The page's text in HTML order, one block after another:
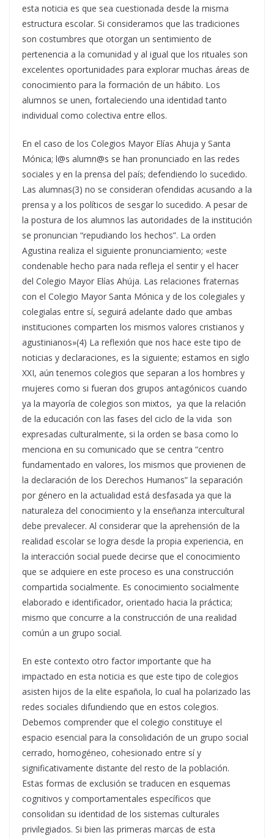
esta noticia es que sea cuestionada desde la misma
estructura escolar. Si consideramos que las tradiciones
son costumbres que otorgan un sentimiento de
pertenencia a la comunidad y al igual que los rituales son
excelentes oportunidades para explorar muchas áreas de
conocimiento para la formación de un hábito. Los
alumnos se unen, fortaleciendo una identidad tanto
individual como colectiva entre ellos.
En el caso de los Colegios Mayor Elías Ahuja y Santa
Mónica; l@s alumn@s se han pronunciado en las redes
sociales y en la prensa del país; defendiendo lo sucedido.
Las alumnas(3) no se consideran ofendidas acusando a la
prensa y a los políticos de sesgar lo sucedido. A pesar de
la postura de los alumnos las autoridades de la institución
se pronuncian “repudiando los hechos”. La orden
Agustina realiza el siguiente pronunciamiento; «este
condenable hecho para nada refleja el sentir y el hacer
del Colegio Mayor Elías Ahúja. Las relaciones fraternas
con el Colegio Mayor Santa Mónica y de los colegiales y
colegialas entre sí, seguirá adelante dado que ambas
instituciones comparten los mismos valores cristianos y
agustinianos»(4) La reflexión que nos hace este tipo de
noticias y declaraciones, es la siguiente; estamos en siglo
XXI, aún tenemos colegios que separan a los hombres y
mujeres como si fueran dos grupos antagónicos cuando
ya la mayoría de colegios son mixtos, ya que la relación
de la educación con las fases del ciclo de la vida son
expresadas culturalmente, si la orden se basa como lo
menciona en su comunicado que se centra “centro
fundamentado en valores, los mismos que provienen de
la declaración de los Derechos Humanos” la separación
por género en la actualidad está desfasada ya que la
naturaleza del conocimiento y la enseñanza intercultural
debe prevalecer. Al considerar que la aprehensión de la
realidad escolar se logra desde la propia experiencia, en
la interacción social puede decirse que el conocimiento
que se adquiere en este proceso es una construcción
compartida socialmente. Es conocimiento socialmente
elaborado e identificador, orientado hacia la práctica;
mismo que concurre a la construcción de una realidad
común a un grupo social.
En este contexto otro factor importante que ha
impactado en esta noticia es que este tipo de colegios
asisten hijos de la elite española, lo cual ha polarizado las
redes sociales difundiendo que en estos colegios.
Debemos comprender que el colegio constituye el
espacio esencial para la consolidación de un grupo social
cerrado, homogéneo, cohesionado entre sí y
significativamente distante del resto de la población.
Estas formas de exclusión se traducen en esquemas
cognitivos y comportamentales específicos que
consolidan su identidad de los sistemas culturales
privilegiados. Si bien las primeras marcas de esta